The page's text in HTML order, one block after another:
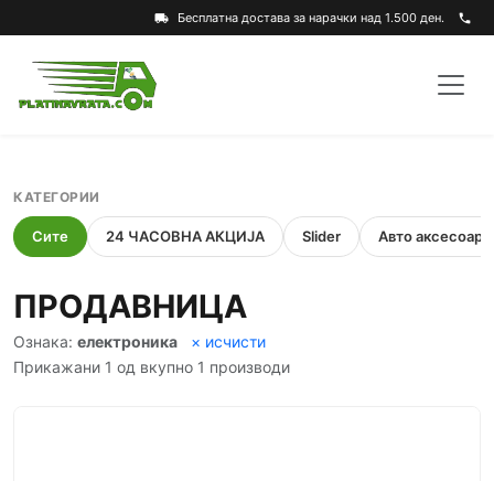
local_shipping Бесплатна достава за нарачки над 1.500 ден. phone
КАТЕГОРИИ
Сите 24 ЧАСОВНА АКЦИЈА Slider Авто аксесоари
ПРОДАВНИЦА
Ознака: електроника
× исчисти
Прикажани 1 од вкупно 1 производи